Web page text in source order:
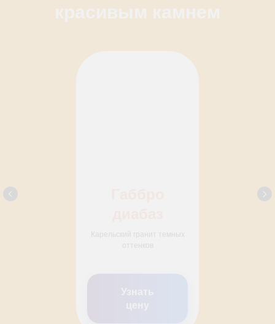
красивым камнем
Карельский гранит темных
оттенков